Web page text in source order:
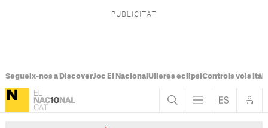
Segueix-nos a DiscoverJoc El Nacional Ulleres eclipsiControls vols